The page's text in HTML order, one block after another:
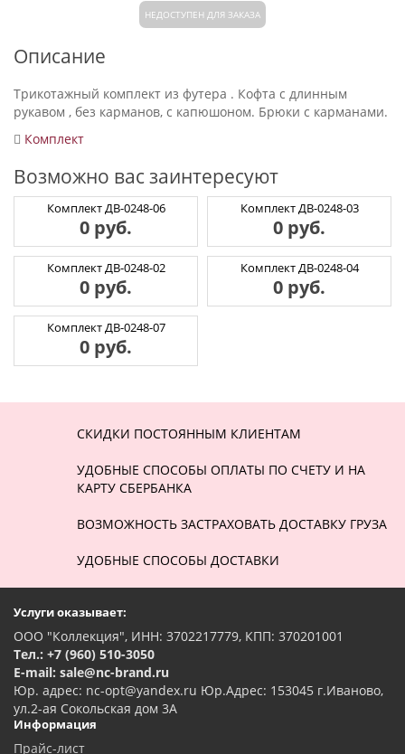
НЕДОСТУПЕН ДЛЯ ЗАКАЗА
Описание
Трикотажный комплект из футера . Кофта с длинным
рукавом , без карманов, с капюшоном. Брюки с карманами.
Комплект
Возможно вас заинтересуют
Комплект ДВ-0248-06
0 руб.
Комплект ДВ-0248-03
0 руб.
Комплект ДВ-0248-02
0 руб.
Комплект ДВ-0248-04
0 руб.
Комплект ДВ-0248-07
0 руб.
СКИДКИ ПОСТОЯННЫМ КЛИЕНТАМ
УДОБНЫЕ СПОСОБЫ ОПЛАТЫ ПО СЧЕТУ И НА
КАРТУ СБЕРБАНКА
ВОЗМОЖНОСТЬ ЗАСТРАХОВАТЬ ДОСТАВКУ ГРУЗА
УДОБНЫЕ СПОСОБЫ ДОСТАВКИ
Услуги оказывает:
ООО "Коллекция", ИНН: 3702217779, КПП: 370201001
Тел.: +7 (960) 510-3050
E-mail: sale@nc-brand.ru
Юр. адрес: nc-opt@yandex.ru Юр.Адрес: 153045 г.Иваново,
ул.2-ая Сокольская дом 3А
Информация
Прайс-лист